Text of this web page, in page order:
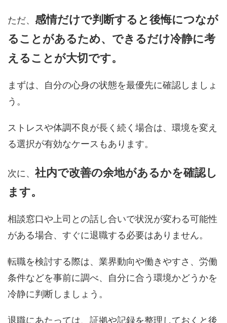
ただ、 感情だけで判断すると後悔につなが
ることがあるため、できるだけ冷静に考
えることが大切です。
まずは、自分の心身の状態を最優先に確認しましょ
う。
ストレスや体調不良が長く続く場合は、環境を変え
る選択が有効なケースもあります。
次に、 社内で改善の余地があるかを確認し
ます。
相談窓口や上司との話し合いで状況が変わる可能性
がある場合、すぐに退職する必要はありません。
転職を検討する際は、業界動向や働きやすさ、労働
条件などを事前に調べ、自分に合う環境かどうかを
冷静に判断しましょう。
退職にあたっては、証拠や記録を整理しておくと後